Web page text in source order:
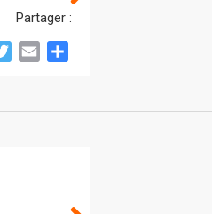
Partager :
TwitterEmail